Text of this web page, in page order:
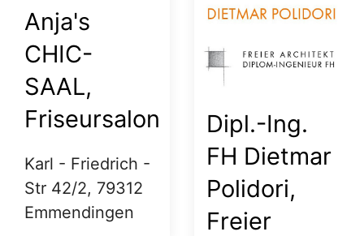
Anja's
CHIC-
SAAL,
Friseursalon
Karl - Friedrich -
Str 42/2, 79312
Emmendingen
Dipl.-Ing.
FH Dietmar
Polidori,
Freier